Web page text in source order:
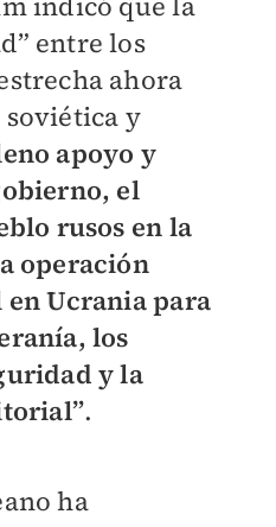
entre los
ahora
soviética y
apoyo y
el
rusos en la
operación
Ucrania para
los
y la
.
ha